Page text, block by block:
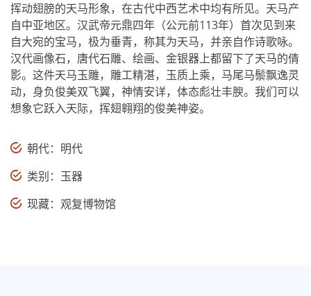
挥动翅膀的天马形象，在古代中西艺术中均有所见。天马产
自中亚地区。汉武帝元鼎四年（公元前113年）首次见到来
自大宛的宝马，极为垂青，称其为天马，并亲自作诗歌咏。
汉代画像石，唐代石雕、绘画、金银器上都留下了天马的倩
影。这件天马玉雕，雕工精湛，玉质上乘，马尾马鬃飘逸灵
动，身负俊美双飞翼，神情安详，体态彪壮丰腴。我们可以
想象它跃入天际，挥翅翱翔的俊美神姿。
朝代：明代
类别：玉器
现藏：观复博物馆